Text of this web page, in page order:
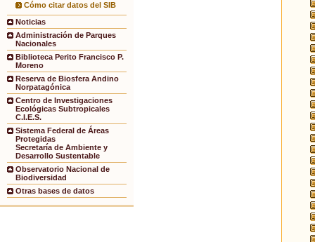
Cómo citar datos del SIB
Noticias
Administración de Parques
Nacionales
Biblioteca Perito Francisco P.
Moreno
Reserva de Biosfera Andino
Norpatagónica
Centro de Investigaciones
Ecológicas Subtropicales
C.I.E.S.
Sistema Federal de Áreas
Protegidas
Secretaría de Ambiente y
Desarrollo Sustentable
Observatorio Nacional de
Biodiversidad
Otras bases de datos